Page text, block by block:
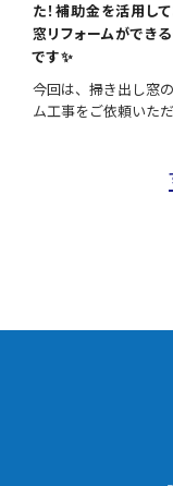
た！補助金を活用し
窓リフォームができ
です✨
今回は、掃き出し窓
ム工事をご依頼いた
の出入りにも便利で
一方で住まいの中で